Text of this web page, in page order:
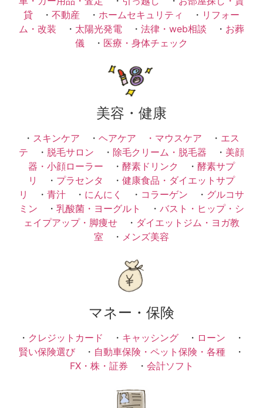
貸 ・ 不動産 ・ ホームセキュリティ ・ リフォー
ム・改装 ・ 太陽光発電 ・ 法律・web相談 ・ お葬
儀 ・ 医療・身体チェック
美容・健康
・ スキンケア ・ ヘアケア ・ マウスケア ・ エス
テ ・ 脱毛サロン ・ 除毛クリーム・脱毛器 ・ 美顔
器・小顔ローラー ・ 酵素ドリンク ・ 酵素サプ
リ
・ プラセンタ ・ 健康食品・ダイエットサプ
リ
・ 青汁 ・ にんにく ・ コラーゲン ・ グルコサ
ミン ・ 乳酸菌・ヨーグルト ・ バスト・ヒップ・シ
ェイプアップ・脚痩せ ・ ダイエットジム・ヨガ教
室 ・ メンズ美容
マネー・保険
・ クレジットカード ・ キャッシング ・ ローン ・
賢い保険選び ・ 自動車保険・ペット保険・各種 ・
FX・株・証券 ・ 会計ソフト